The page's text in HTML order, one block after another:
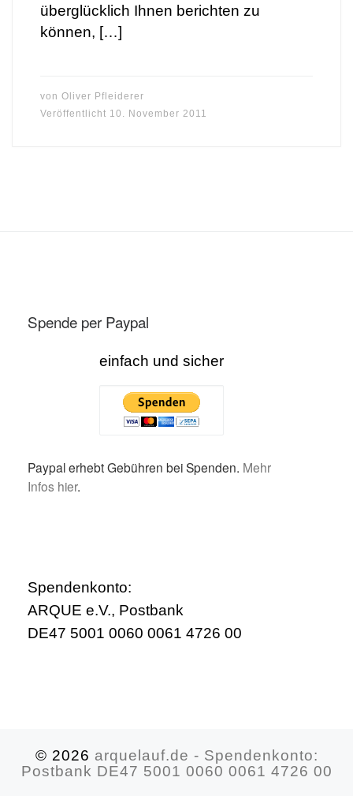
überglücklich Ihnen berichten zu
können, […]
von Oliver Pfleiderer
Veröffentlicht 10. November 2011
Spende per Paypal
einfach und sicher
Paypal erhebt Gebühren bei Spenden. Mehr
Infos hier.
Spendenkonto:
ARQUE e.V., Postbank
DE47 5001 0060 0061 4726 00
© 2026 arquelauf.de - Spendenkonto:
Postbank DE47 5001 0060 0061 4726 00